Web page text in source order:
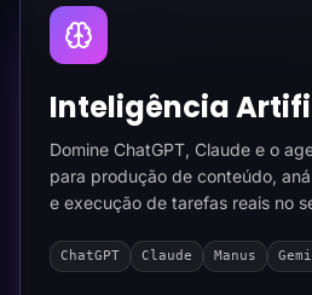
Inteligência
Domine ChatGPT, Claude e o
para produção de conteúdo,
e execução de tarefas reais no
ChatGPT Claude Manus